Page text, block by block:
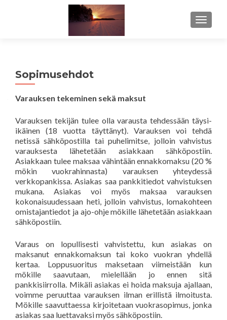
Sopimusehdot
Varauksen tekeminen sekä maksut
Varauksen tekijän tulee olla varausta tehdessään täysi-
ikäinen (18 vuotta täyttänyt). Varauksen voi tehdä
netissä sähköpostilla tai puhelimitse, jolloin vahvistus
varauksesta lähetetään asiakkaan sähköpostiin.
Asiakkaan tulee maksaa vähintään ennakkomaksu (20 %
mökin vuokrahinnasta) varauksen yhteydessä
verkkopankissa. Asiakas saa pankkitiedot vahvistuksen
mukana. Asiakas voi myös maksaa varauksen
kokonaisuudessaan heti, jolloin vahvistus, lomakohteen
omistajantiedot ja ajo-ohje mökille lähetetään asiakkaan
sähköpostiin.
Varaus on lopullisesti vahvistettu, kun asiakas on
maksanut ennakkomaksun tai koko vuokran yhdellä
kertaa. Loppusuoritus maksetaan viimeistään kun
mökille saavutaan, mielellään jo ennen sitä
pankkisiirrolla. Mikäli asiakas ei hoida maksuja ajallaan,
voimme peruuttaa varauksen ilman erillistä ilmoitusta.
Mökille saavuttaessa kirjoitetaan vuokrasopimus, jonka
asiakas saa luettavaksi myös sähköpostiin.